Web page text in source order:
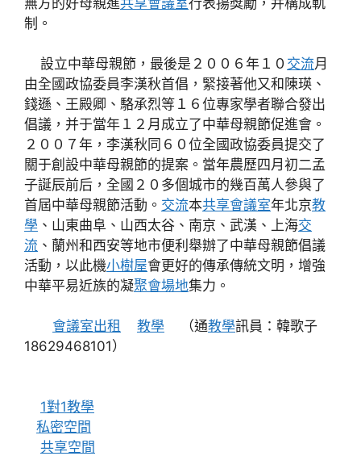
無方的好母親進共享會議室行表揚獎勵，并構成軌
制。
設立中華母親節，最後是２００６年１０ 交流月
由全國政協委員李漢秋首倡，緊接著他又和陳瑛、
錢遜、王殿卿、駱承烈等１６位專家學者聯合發出
倡議，并于當年１２月成立了中華母親節促進會。
２００７年，李漢秋同６０位全國政協委員提交了
關于創設中華母親節的提案。當年農歷四月初二孟
子誕辰前后，全國２０多個城市的幾百萬人參與了
首屆中華母親節活動。 交流本共享會議室年北京教
學 、山東曲阜、山西太谷、南京、武漢、上海交
流 、蘭州和西安等地市便利舉辦了中華母親節倡議
活動，以此機小樹屋會更好的傳承傳統文明，增強
中華平易近族的凝聚會場地集力。
會議室出租 教學 （通教學訊員：韓歌子
18629468101）
1對1教學
私密空間
共享空間